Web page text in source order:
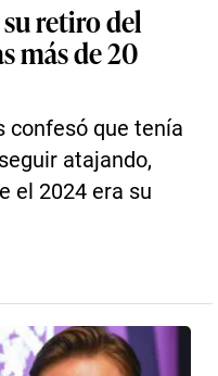
retiro del
más de 20
confesó que tenía
atajando,
el 2024 era su